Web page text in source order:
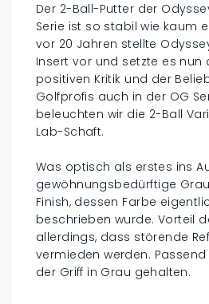
Der 2-Ball-Putter der
Serie ist so stabil wie kaum
vor 20 Jahren stellte
Insert vor und setzte es nun
positiven Kritik und der
Golfprofis auch in der OG
beleuchten wir die 2-Ball
Lab-Schaft.
Was optisch als erstes ins
gewöhnungsbedürftige
Finish, dessen Farbe
beschrieben wurde. Vorteil
allerdings, dass störende
vermieden werden.
der Griff in Grau gehalten.